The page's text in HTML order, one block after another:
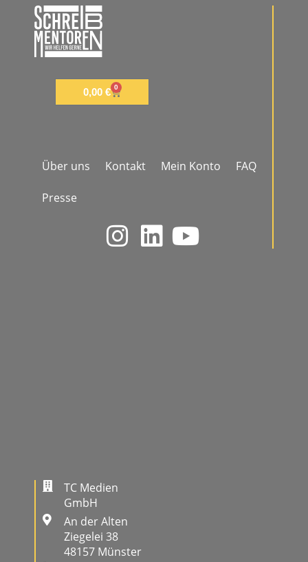
0,00 € 0
Über uns Kontakt Mein Konto FAQ
Presse
TC Medien
GmbH
An der Alten
Ziegelei 38
48157 Münster